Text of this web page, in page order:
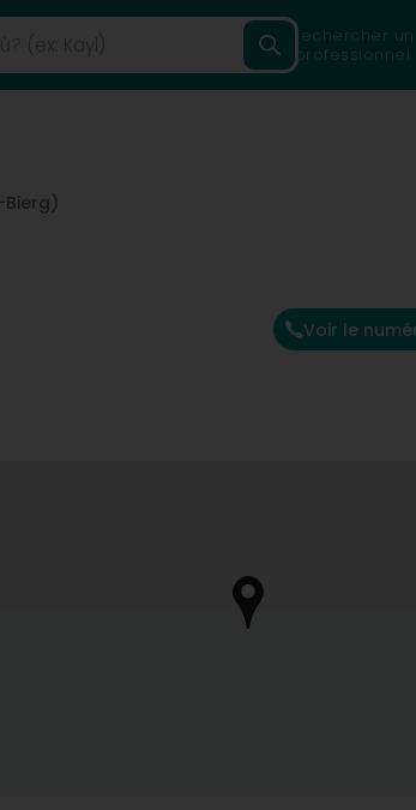
Rechercher un
professionnel
Voir le